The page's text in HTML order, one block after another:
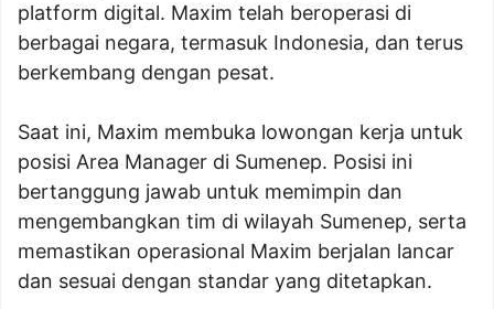
platform digital. Maxim telah beroperasi di
berbagai negara, termasuk Indonesia, dan terus
berkembang dengan pesat.
Saat ini, Maxim membuka lowongan kerja untuk
posisi Area Manager di Sumenep. Posisi ini
bertanggung jawab untuk memimpin dan
mengembangkan tim di wilayah Sumenep, serta
memastikan operasional Maxim berjalan lancar
dan sesuai dengan standar yang ditetapkan.